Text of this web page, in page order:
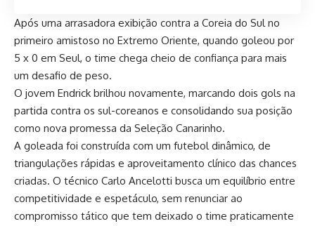
Após uma arrasadora exibição contra a Coreia do Sul no
primeiro amistoso no Extremo Oriente, quando goleou por
5 x 0 em Seul, o time chega cheio de confiança para mais
um desafio de peso.
O jovem Endrick brilhou novamente, marcando dois gols na
partida contra os sul-coreanos e consolidando sua posição
como nova promessa da Seleção Canarinho.
A goleada foi construída com um futebol dinâmico, de
triangulações rápidas e aproveitamento clínico das chances
criadas. O técnico Carlo Ancelotti busca um equilíbrio entre
competitividade e espetáculo, sem renunciar ao
compromisso tático que tem deixado o time praticamente